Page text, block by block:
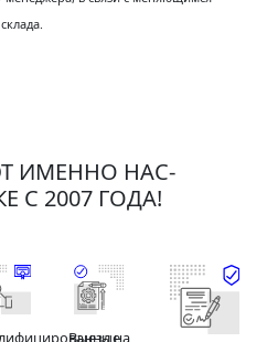
ИМЕННО НАС-
С 2007 ГОДА!
Выезд на